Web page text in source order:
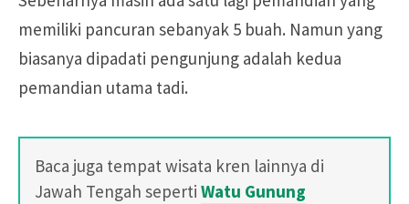
memiliki pancuran sebanyak 5 buah. Namun yang
biasanya dipadati pengunjung adalah kedua
pemandian utama tadi.
Baca juga tempat wisata kren lainnya di
Jawah Tengah seperti Watu Gunung